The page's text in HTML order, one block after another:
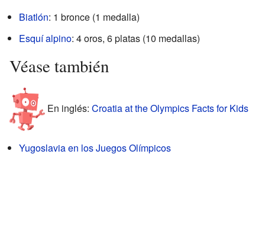
Biatlón: 1 bronce (1 medalla)
Esquí alpino: 4 oros, 6 platas (10 medallas)
Véase también
En inglés: Croatia at the Olympics Facts for Kids
Yugoslavia en los Juegos Olímpicos